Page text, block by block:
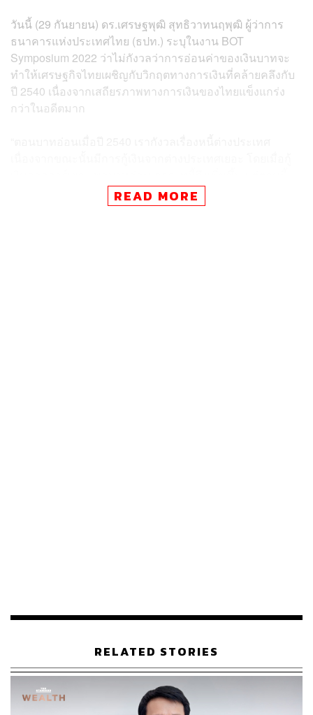
วันนี้ (29 กันยายน) ดร.เศรษฐพุฒิ สุทธิวาทนฤพุฒิ ผู้ว่าการ
ธนาคารแห่งประเทศไทย (ธปท.) ระบุในงาน BOT
Symposium 2022 ว่าไม่กังวลว่าการอ่อนค่าของเงินบาทจะ
ทำให้เศรษฐกิจไทยเผชิญกับวิกฤตทางการเงินที่คล้ายคลึงกับ
ปี 2540 เนื่องจากเสถียรภาพทางการเงินของไทยแข็งแกร่ง
กว่าในอดีตมาก
ประเทศเรามีปัญหานี้น้อยมาก ดังนั้นโอกาสที่ประเทศไทยจะ
เผชิญกับวิกฤตที่ใกล้เคียงกับปี 2540 หรือวิกฤตเศรษฐกิจอย่าง
ขณะที่เงินทุนสำรองฯ อยู่ที่ 2.4 แสนล้านดอลลาร์สหรัฐ ยังไม่
ล้านดอลลาร์สหรัฐ
ดุลบัญชีเดินสะพัดจ่อเกินดุลปีหน้า
READ MORE
RELATED STORIES